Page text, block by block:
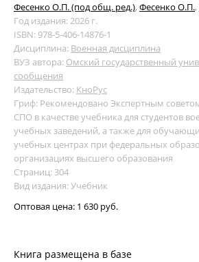
Фесенко О.П. (под общ. ред.), Фесенко О.П.,
Год издания: 2026 г.
ISBN: 978-5-406-14876-1
Дисциплина: Военная дисциплина
ВУЗ автора: Омский государственный
сообщения
Издательство: КноРус
Гриф: Рекомендовано Экспертным
СПО в качестве учебника для студентов
учебных заведений, а также для
учебных центрах при федеральных
организациях высшего образования
Страниц: 304
Вид издания: Учебник
Оптовая цена: 1 630 руб.
Книга размещена в базе